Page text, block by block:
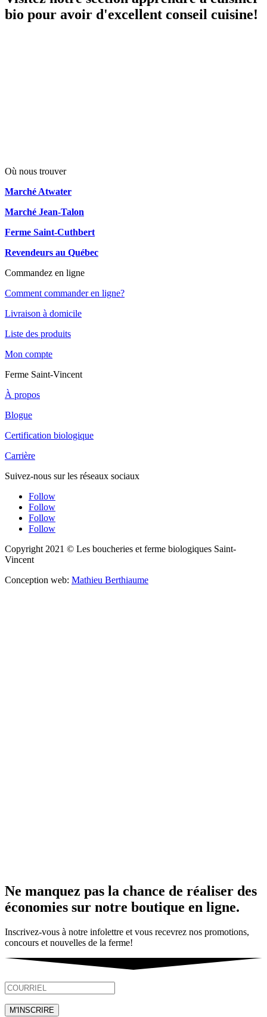
bio pour avoir d'excellent conseil cuisine!
Où nous trouver
Marché Atwater
Marché Jean-Talon
Ferme Saint-Cuthbert
Revendeurs au Québec
Commandez en ligne
Comment commander en ligne?
Livraison à domicile
Liste des produits
Mon compte
Ferme Saint-Vincent
À propos
Blogue
Certification biologique
Carrière
Suivez-nous sur les réseaux sociaux
Follow
Follow
Follow
Follow
Copyright 2021 © Les boucheries et ferme biologiques Saint-
Vincent
Conception web: Mathieu Berthiaume
Ne manquez pas la chance de réaliser des
économies sur notre boutique en ligne.
Inscrivez-vous à notre infolettre et vous recevrez nos promotions,
concours et nouvelles de la ferme!
M'INSCRIRE